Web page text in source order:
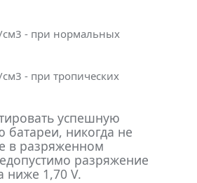
см3 - при нормальных
- при тропических
успешную
батареи, никогда не
в разряженном
разряжение
ниже 1,70 V.